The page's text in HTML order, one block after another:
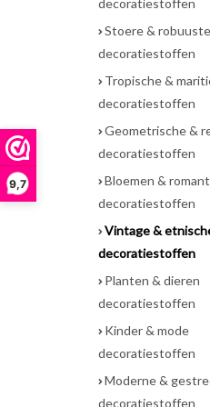
9,7
decoratiestoffen
Stoere & robuuste
decoratiestoffen
Tropische &
decoratiestoffen
Geometrische &
decoratiestoffen
Bloemen &
decoratiestoffen
Vintage &
decoratiestoffen
Planten & dieren
decoratiestoffen
Kinder & mode
decoratiestoffen
Moderne &
decoratiestoffen